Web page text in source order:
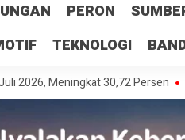
PERON
TEKNOLOGI
30,72 Persen Dinas